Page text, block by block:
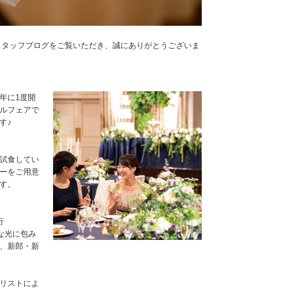
ッフブログをご覧いただき、誠にありがとうございま
に1度開
フェアで
♪
食してい
をご用意
。
光に包み
新郎・新
ストによ